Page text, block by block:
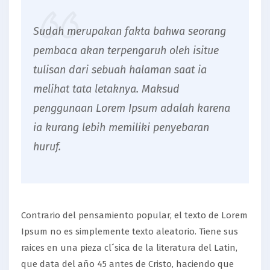
Sudah merupakan fakta bahwa seorang
pembaca akan terpengaruh oleh isitue
tulisan dari sebuah halaman saat ia
melihat tata letaknya. Maksud
penggunaan Lorem Ipsum adalah karena
ia kurang lebih memiliki penyebaran
huruf.
Contrario del pensamiento popular, el texto de Lorem
Ipsum no es simplemente texto aleatorio. Tiene sus
raices en una pieza cl´sica de la literatura del Latin,
que data del año 45 antes de Cristo, haciendo que